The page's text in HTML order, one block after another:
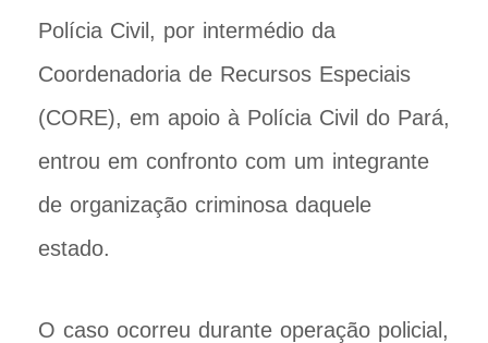
Polícia Civil, por intermédio da
Coordenadoria de Recursos Especiais
(CORE), em apoio à Polícia Civil do Pará,
entrou em confronto com um integrante
de organização criminosa daquele
estado.
O caso ocorreu durante operação policial,